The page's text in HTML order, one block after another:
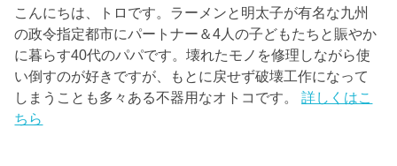
こんにちは、トロです。ラーメンと明太子が有名な九州
の政令指定都市にパートナー＆4人の子どもたちと賑やか
に暮らす40代のパパです。壊れたモノを修理しながら使
い倒すのが好きですが、もとに戻せず破壊工作になって
しまうことも多々ある不器用なオトコです。詳しくはこ
ちら